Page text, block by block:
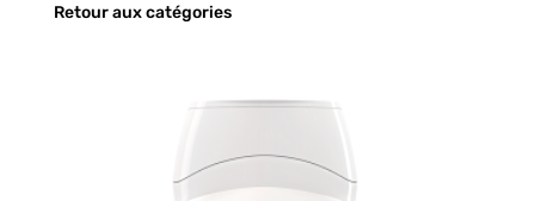
Retour aux catégories